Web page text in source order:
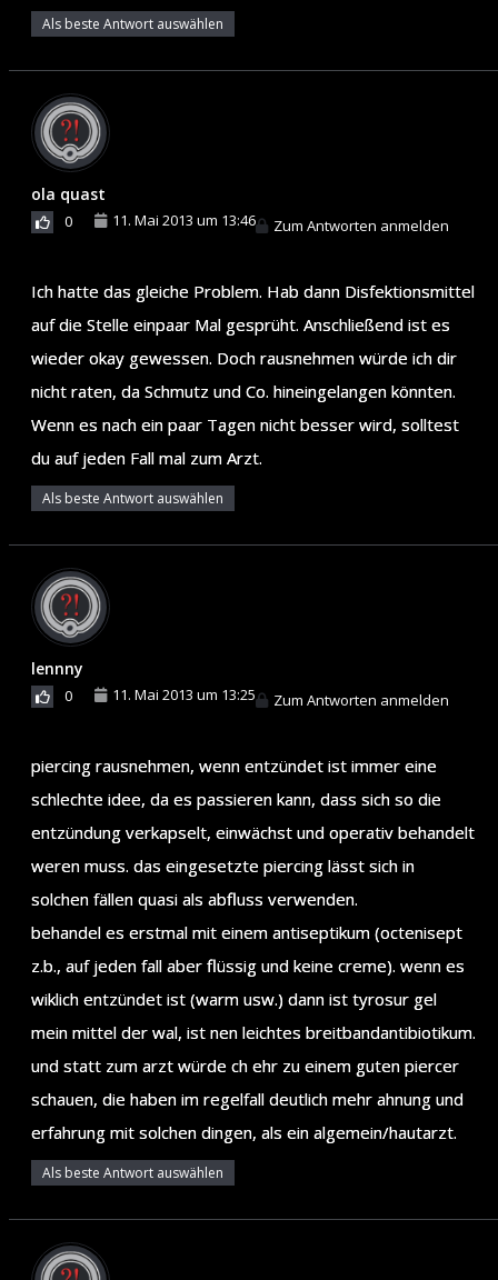
Als beste Antwort auswählen
ola quast
0 11. Mai 2013 um 13:46 Zum Antworten anmelden
Ich hatte das gleiche Problem. Hab dann Disfektionsmittel
auf die Stelle einpaar Mal gesprüht. Anschließend ist es
wieder okay gewessen. Doch rausnehmen würde ich dir
nicht raten, da Schmutz und Co. hineingelangen könnten.
Wenn es nach ein paar Tagen nicht besser wird, solltest
du auf jeden Fall mal zum Arzt.
Als beste Antwort auswählen
lennny
0 11. Mai 2013 um 13:25 Zum Antworten anmelden
piercing rausnehmen, wenn entzündet ist immer eine
schlechte idee, da es passieren kann, dass sich so die
entzündung verkapselt, einwächst und operativ behandelt
weren muss. das eingesetzte piercing lässt sich in
solchen fällen quasi als abfluss verwenden.
behandel es erstmal mit einem antiseptikum (octenisept
z.b., auf jeden fall aber flüssig und keine creme). wenn es
wiklich entzündet ist (warm usw.) dann ist tyrosur gel
mein mittel der wal, ist nen leichtes breitbandantibiotikum.
und statt zum arzt würde ch ehr zu einem guten piercer
schauen, die haben im regelfall deutlich mehr ahnung und
erfahrung mit solchen dingen, als ein algemein/hautarzt.
Als beste Antwort auswählen